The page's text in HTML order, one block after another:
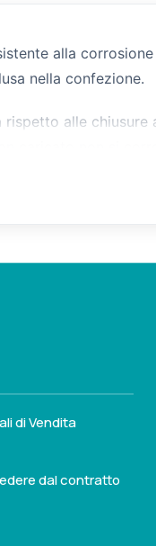
alla
nella confezione.
alle
di Vendita
dal contratto